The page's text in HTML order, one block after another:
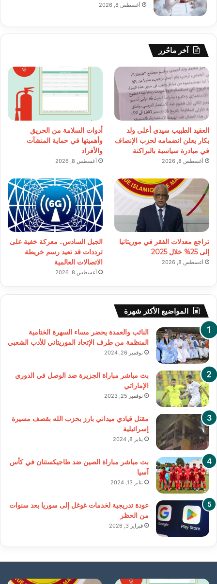
أغسطس 8, 2026
آخر ماحُرر
العقيد الطبيب سيدي أعلى ولد
بكار يعلن انضمامه لحزب الإنصاف
في مبادرة سياسية بالبراكنة
أغسطس 8, 2026
أدوات السلامة من الحريق
وأهميتها في حماية المنشآت
والأفراد
أغسطس 8, 2026
تراجع معدلات الفقر في موريتانيا
إلى 25% خلال 2025
أغسطس 8, 2026
الجيل السادس.. معركة خفية على
ترددات قد تعيد رسم خريطة
الاتصالات العالمية
أغسطس 8, 2026
المواضيع الأكثر شهرة
النائب والعمدة يحضر مساء السهرة الختامية
المنظمة من طرف الإتحاد الموريتاني للأدب الشعبي
نوفمبر 26, 2024
بث مباشر مباراة الجزيرة ضد الوصل في الدوري
الإماراتي
نوفمبر 25, 2023
مقتل قيادي ميداني بارز بحزب الله بقصف مسيرة
إسرائيلية
يناير 8, 2024
بث مباشر مباراة الصين ضد طاجيكستنان في كأس
آسيا
يناير 13, 2024
عودة تدريجية لخدمات غوغل إلى سوريا بعد سنوات
من الحظر
فبراير 3, 2026